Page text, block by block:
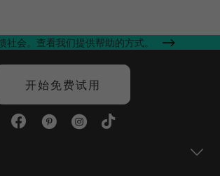
社会。查看我们提供帮助的方式。
开始免费试用